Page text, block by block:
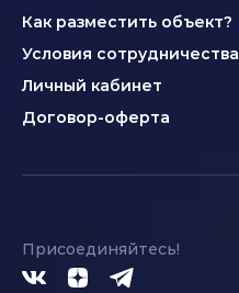
Как разместить объект?
Условия сотрудничества
Личный кабинет
Договор-оферта
Присоединяйтесь!